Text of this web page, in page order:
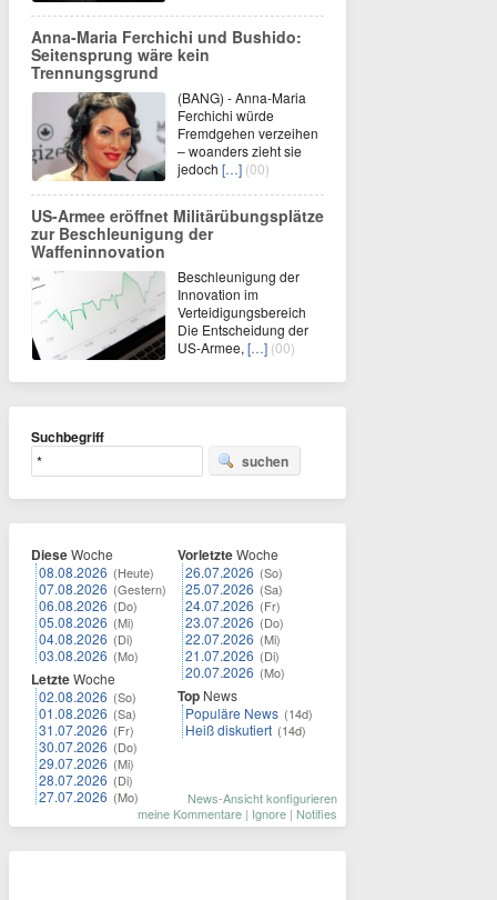
Anna-Maria Ferchichi und Bushido:
Seitensprung wäre kein
Trennungsgrund
(BANG) - Anna-Maria
Ferchichi würde
Fremdgehen verzeihen
– woanders zieht sie
jedoch […] (00)
US-Armee eröffnet Militärübungsplätze
zur Beschleunigung der
Waffeninnovation
Beschleunigung der
Innovation im
Verteidigungsbereich
Die Entscheidung der
US-Armee, […] (00)
Suchbegriff
suchen
DieseWoche
08.08.2026 (Heute)
07.08.2026 (Gestern)
06.08.2026 (Do)
05.08.2026 (Mi)
04.08.2026 (Di)
03.08.2026 (Mo)
LetzteWoche
02.08.2026 (So)
01.08.2026 (Sa)
31.07.2026 (Fr)
30.07.2026 (Do)
29.07.2026 (Mi)
28.07.2026 (Di)
27.07.2026 (Mo)
VorletzteWoche
26.07.2026 (So)
25.07.2026 (Sa)
24.07.2026 (Fr)
23.07.2026 (Do)
22.07.2026 (Mi)
21.07.2026 (Di)
20.07.2026 (Mo)
Top News
Populäre News (14d)
Heiß diskutiert (14d)
News-Ansicht konfigurieren
meine Kommentare | Ignore | Notifies